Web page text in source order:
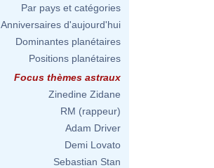
Par pays et catégories
Anniversaires d'aujourd'hui
Dominantes planétaires
Positions planétaires
Focus thèmes astraux
Zinedine Zidane
RM (rappeur)
Adam Driver
Demi Lovato
Sebastian Stan